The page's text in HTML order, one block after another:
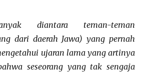
diantara teman-teman
dari daerah Jawa) yang pernah
ujaran lama yang artinya
seseorang yang tak sengaja